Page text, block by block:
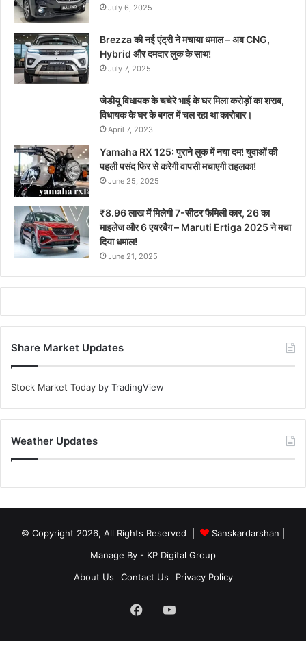
July 6, 2025
Brezza की नई एंट्री ने मचाया धमाल – अब CNG,
Hybrid और दमदार लुक के साथ!
July 7, 2025
जेडीयू विधायक के चचेरे भाई के घर मिला करोड़ों का शराब,
विधायक के घर के बगल में चल रहा था कारोबार।
April 7, 2023
Yamaha RX 125: पुराने लुक में नया दम! युवाओं की
पहली पसंद फिर से करेगी वापसी मचाएगी तहलका!
June 25, 2025
₹8.96 लाख में मिलेगी 7-सीटर फैमिली कार, 26 का
माइलेज और 6 एयरबैग – Maruti Ertiga 2025 ने मचा
दिया धमाल!
June 21, 2025
Share Market Updates
Stock Market Today by TradingView
Weather Updates
© Copyright 2026, All Rights Reserved | Sanskardarshan
Manage By - KP Digital Group
About Us
Contact Us Privacy Policy
FacebookYouTube